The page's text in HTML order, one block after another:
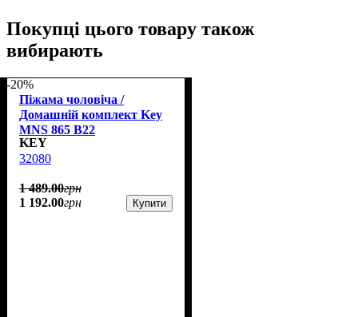
Покупці цього товару також
вибирають
-20%
Піжама чоловіча /
Домашній комплект Key
MNS 865 B22
KEY
32080
1 489.00грн
1 192.00грн Купити